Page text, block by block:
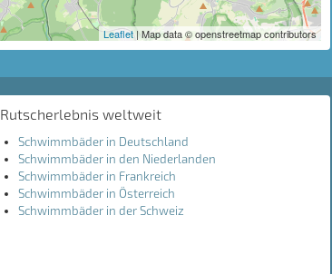
Leaflet| Map data © openstreetmap contributors
Rutscherlebnis weltweit
Schwimmbäder in Deutschland
Schwimmbäder in den Niederlanden
Schwimmbäder in Frankreich
Schwimmbäder in Österreich
Schwimmbäder in der Schweiz